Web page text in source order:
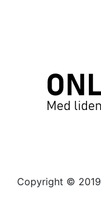
Copyright ©